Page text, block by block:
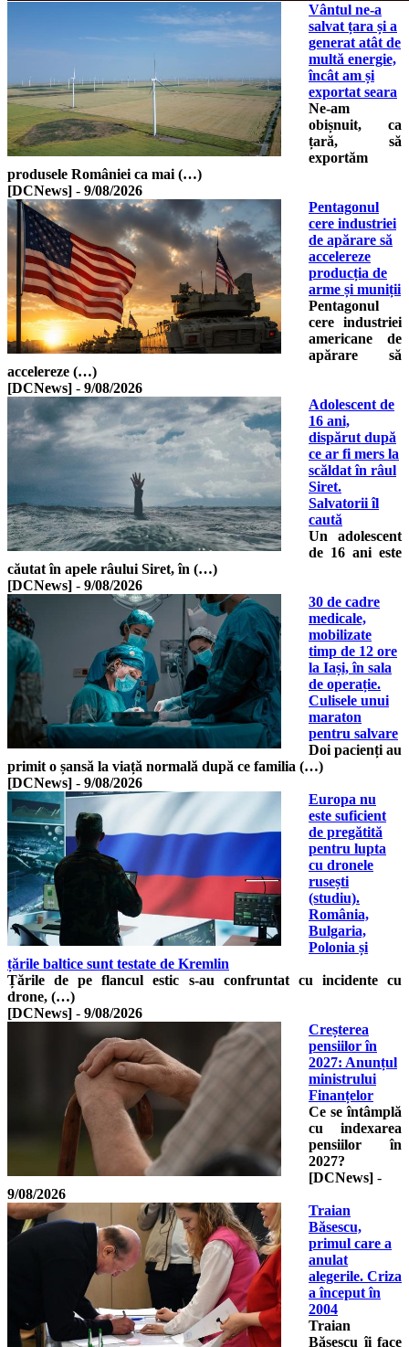
Vântul ne-a
salvat țara și a
generat atât de
multă energie,
încât am și
exportat seara
Ne-am
obișnuit, ca
țară, să
exportăm
produsele României ca mai (…)
[DCNews] - 9/08/2026
Pentagonul
cere industriei
de apărare să
accelereze
producția de
arme și muniții
Pentagonul
cere industriei
americane de
apărare să
accelereze (…)
[DCNews] - 9/08/2026
Adolescent de
16 ani,
dispărut după
ce ar fi mers la
scăldat în râul
Siret.
Salvatorii îl
caută
Un adolescent
de 16 ani este
căutat în apele râului Siret, în (…)
[DCNews] - 9/08/2026
30 de cadre
medicale,
mobilizate
timp de 12 ore
la Iași, în sala
de operație.
Culisele unui
maraton
pentru salvare
Doi pacienți au
primit o șansă la viață normală după ce familia (…)
[DCNews] - 9/08/2026
Europa nu
este suficient
de pregătită
pentru lupta
cu dronele
rusești
(studiu).
România,
Bulgaria,
Polonia și
țările baltice sunt testate de Kremlin
Țările de pe flancul estic s-au confruntat cu incidente cu
drone, (…)
[DCNews] - 9/08/2026
Creșterea
pensiilor în
2027: Anunțul
ministrului
Finanțelor
Ce se întâmplă
cu indexarea
pensiilor în
2027?
[DCNews] -
9/08/2026
Traian
Băsescu,
primul care a
anulat
alegerile. Criza
a început în
2004
Traian
Băsescu îi face